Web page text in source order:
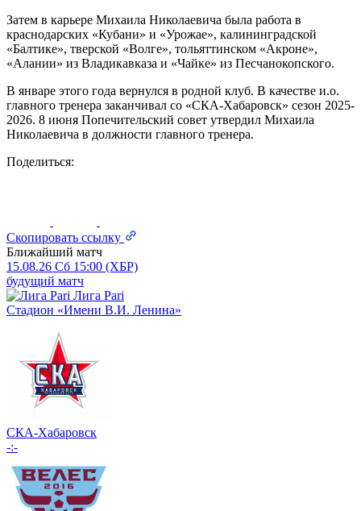
Затем в карьере Михаила Николаевича была работа в
краснодарских «Кубани» и «Урожае», калининградской
«Балтике», тверской «Волге», тольяттинском «Акроне»,
«Алании» из Владикавказа и «Чайке» из Песчанокопского.
В январе этого года вернулся в родной клуб. В качестве и.о.
главного тренера заканчивал со «СКА-Хабаровск» сезон 2025-
2026. 8 июня Попечительский совет утвердил Михаила
Николаевича в должности главного тренера.
Поделиться:
Скопировать ссылку
Ближайший матч
15.08.26 Сб 15:00 (ХБР)
будущий матч
Лига Pari
Стадион «Имени В.И. Ленина»
СКА-Хабаровск
-:-